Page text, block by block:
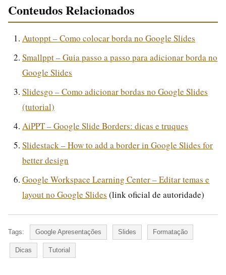
Conteudos Relacionados
Autoppt – Como colocar borda no Google Slides
Smallppt – Guia passo a passo para adicionar borda no
Google Slides
Slidesgo – Como adicionar bordas no Google Slides
(tutorial)
AiPPT – Google Slide Borders: dicas e truques
Slidestack – How to add a border in Google Slides for
better design
Google Workspace Learning Center – Editar temas e
layout no Google Slides (link oficial de autoridade)
Tags: Google Apresentações Slides Formatação
Dicas Tutorial